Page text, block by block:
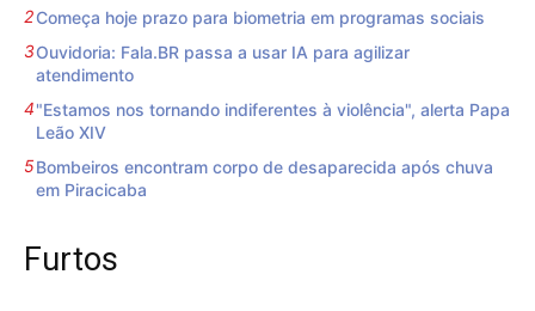
Começa hoje prazo para biometria em programas sociais
Ouvidoria: Fala.BR passa a usar IA para agilizar
atendimento
"Estamos nos tornando indiferentes à violência", alerta Papa
Leão XIV
Bombeiros encontram corpo de desaparecida após chuva
em Piracicaba
Furtos